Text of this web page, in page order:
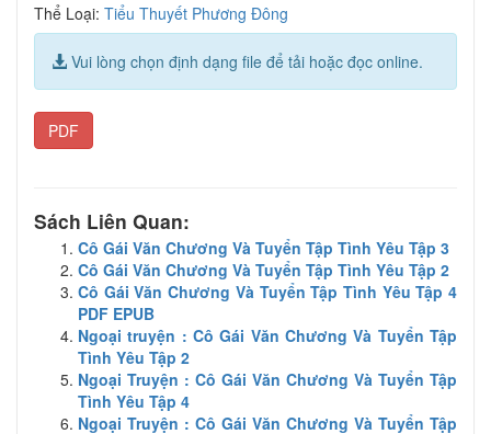
Thể Loại: Tiểu Thuyết Phương Đông
Vui lòng chọn định dạng file để tải hoặc đọc online.
PDF
Sách Liên Quan:
Cô Gái Văn Chương Và Tuyển Tập Tình Yêu Tập 3
Cô Gái Văn Chương Và Tuyển Tập Tình Yêu Tập 2
Cô Gái Văn Chương Và Tuyển Tập Tình Yêu Tập 4
PDF EPUB
Ngoại truyện : Cô Gái Văn Chương Và Tuyển Tập
Tình Yêu Tập 2
Ngoại Truyện : Cô Gái Văn Chương Và Tuyển Tập
Tình Yêu Tập 4
Ngoại Truyện : Cô Gái Văn Chương Và Tuyển Tập